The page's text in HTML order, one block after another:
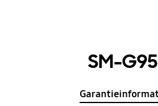
SM-